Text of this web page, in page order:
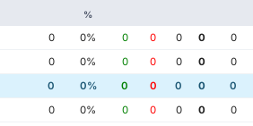
%
0 0% 0 0 0 0
0
0 0% 0 0 0 0
0
0 0% 0 0 0 0
0
0 0% 0 0 0 0
0